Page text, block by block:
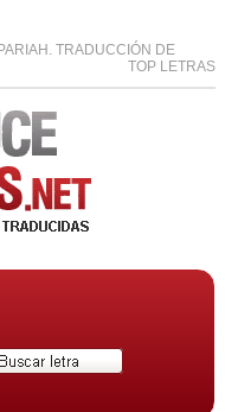
TRADUCCIÓN DE
TOP LETRAS